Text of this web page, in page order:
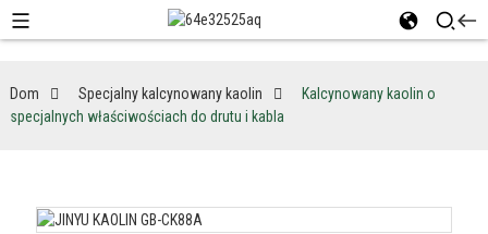
Dom Specjalny kalcynowany kaolin
Kalcynowany kaolin o
specjalnych właściwościach do drutu i kabla